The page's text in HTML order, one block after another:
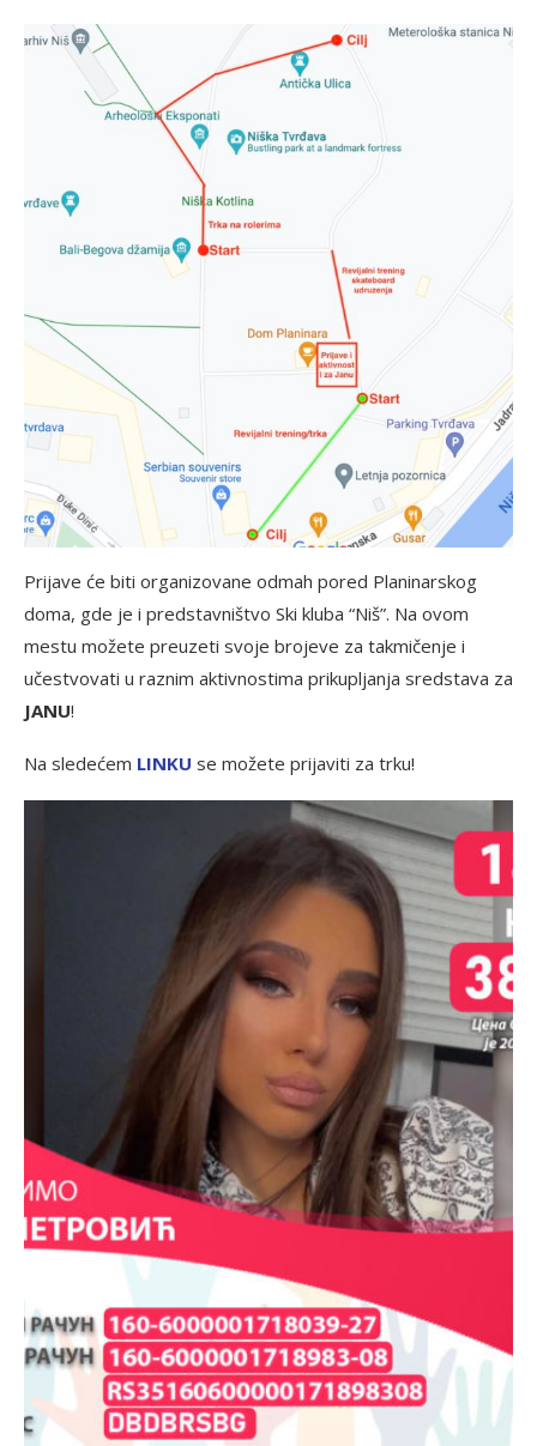
Prijave će biti organizovane odmah pored Planinarskog
doma, gde je i predstavništvo Ski kluba “Niš”. Na ovom
mestu možete preuzeti svoje brojeve za takmičenje i
učestvovati u raznim aktivnostima prikupljanja sredstava za
JANU!
Na sledećem LINKU se možete prijaviti za trku!